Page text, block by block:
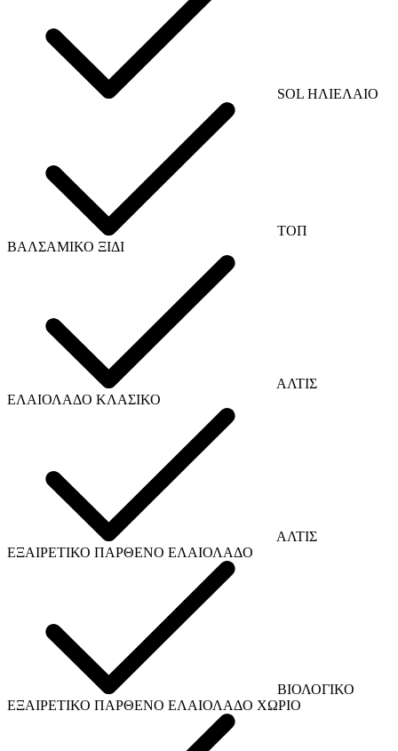
SOL ΗΛΙΕΛΑΙΟ
TOΠ
ΒΑΛΣΑΜΙΚΟ ΞΙΔΙ
ΑΛΤΙΣ
ΕΛΑΙΟΛΑΔΟ ΚΛΑΣΙΚΟ
ΑΛΤΙΣ
ΕΞΑΙΡΕΤΙΚΟ ΠΑΡΘΕΝΟ ΕΛΑΙΟΛΑΔΟ
ΒΙΟΛΟΓΙΚΟ
ΕΞΑΙΡΕΤΙΚΟ ΠΑΡΘΕΝΟ ΕΛΑΙΟΛΑΔΟ ΧΩΡΙΟ